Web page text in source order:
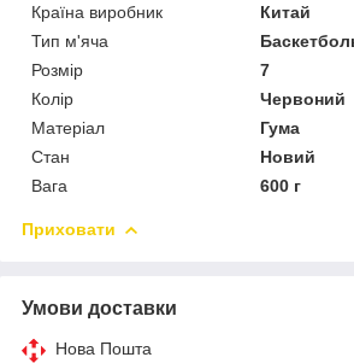
Країна виробник
Китай
Тип м'яча
Розмір
7
Колір
Червоний
Матеріал
Гума
Стан
Новий
Вага
600 г
Приховати
Умови доставки
Нова Пошта